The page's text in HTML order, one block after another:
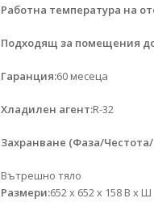
Работна температура на
Подходящ за помещения
Гаранция:60 месеца
Хладилен агент:R-32
Захранване (Фаза/
Вътрешно тяло
Размери:652 x 652 x 158 В x